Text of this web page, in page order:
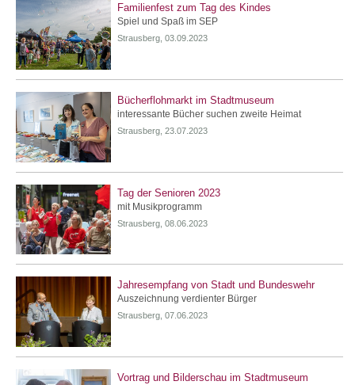
Familienfest zum Tag des Kindes
Spiel und Spaß im SEP
Strausberg, 03.09.2023
Bücherflohmarkt im Stadtmuseum
interessante Bücher suchen zweite Heimat
Strausberg, 23.07.2023
Tag der Senioren 2023
mit Musikprogramm
Strausberg, 08.06.2023
Jahresempfang von Stadt und Bundeswehr
Auszeichnung verdienter Bürger
Strausberg, 07.06.2023
Vortrag und Bilderschau im Stadtmuseum